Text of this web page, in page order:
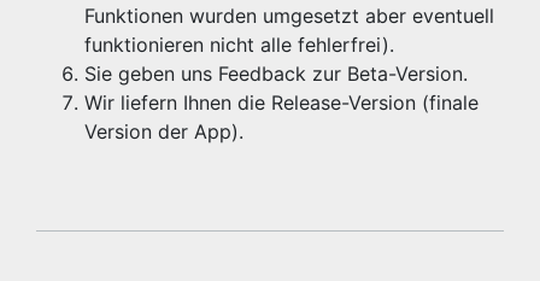
Funktionen wurden umgesetzt aber eventuell
funktionieren nicht alle fehlerfrei).
Sie geben uns Feedback zur Beta-Version.
Wir liefern Ihnen die Release-Version (finale
Version der App).